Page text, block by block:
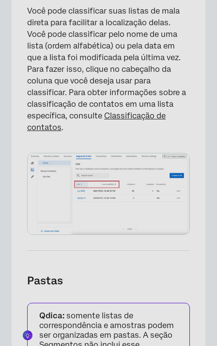
Você pode classificar suas listas de mala
direta para facilitar a localização delas.
Você pode classificar pelo nome de uma
lista (ordem alfabética) ou pela data em
que a lista foi modificada pela última vez.
Para fazer isso, clique no cabeçalho da
coluna que você deseja usar para
classificar. Para obter informações sobre a
classificação de contatos em uma lista
específica, consulte Classificação de
contatos.
Pastas
Qdica: somente listas de
correspondência e amostras podem
ser organizadas em pastas. A seção